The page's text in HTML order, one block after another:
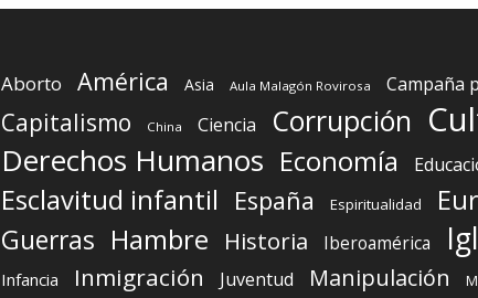
Aborto América Asia Aula Malagón Rovirosa Campaña
Capitalismo China Ciencia Corrupción
Derechos Humanos Economía
Esclavitud infantil España Espiritualidad
Guerras Hambre Historia Iberoamérica
Infancia Inmigración Juventud Manipulación